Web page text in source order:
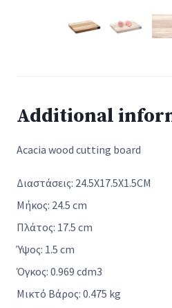
Additional
Acacia wood cutting board
Διαστάσεις: 24.5X17.5X1.5CM
Μήκος: 24.5 cm
Πλάτος: 17.5 cm
Ύψος: 1.5 cm
Όγκος: 0.969 cdm3
Μικτό Βάρος: 0.475 kg